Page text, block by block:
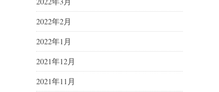
2022年2月
2022年1月
2021年12月
2021年11月